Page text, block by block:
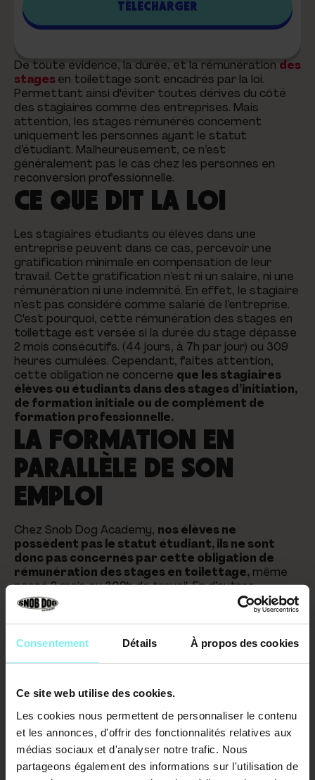
Consentement Détails À propos des cookies
Ce site web utilise des cookies.
Les cookies nous permettent de personnaliser le contenu
et les annonces, d'offrir des fonctionnalités relatives aux
médias sociaux et d'analyser notre trafic. Nous
partageons également des informations sur l'utilisation de
De toute évidence, la durée, et la rémunération des
stagesen toilettage sont encadrés par la loi.
Permettant ainsi d'éviter toutes dérives du côté
des stagiaires comme des entreprises. Mais
attention, les stages rémunérés concernent
uniquement les personnes ayant le statut
d’étudiant. Malheureusement, ce n’est
généralement pas le cas chez les personnes en
reconversion professionnelle.
CE QUE DIT LA LOI
Les stagiaires étudiants ou élèves dans une
entreprise peuvent dans ce cas, percevoir une
gratification minimale en compensation de leur
travail. Cette gratification n’est ni un salaire, ni une
rémunération ni une indemnité. En effet, le stagiaire
n’est pas considéré comme salarié de l’entreprise.
C'est pourquoi, cette rémunération des stages en
toilettage est versée si la durée du stage dépasse
2 mois consécutifs. (44 jours, à 7h par jour) ou 309
heures cumulées. Cependant, faites attention,
cette obligation ne concerne que les stagiaires
élèves ou étudiants dans des stages d’initiation,
de formation initiale ou de complément de
formation professionnelle.
LA FORMATION EN
PARALLÈLE DE SON
EMPLOI
Chez Snob Dog Academy, nos élèves ne
possèdent pas le statut étudiant, ils ne sont
donc pas concernés par cette obligation de
rémunération des stages en toilettage, même
passé 2 mois ou 309h de travail. En d’autres
termes, ils relèvent du statut de « salarié en
formation en dehors du temps de travail » et leur
stage, peu importe sa durée ne sera pas
rémunéré.
JE SOUHAITE M'EXERCER
ET ÊTRE RÉMUNÉRÉ(E).
COMMENT FAIRE?
Si toutefois, lors de ta formation chez Snob Dog
Academy, tu souhaites t’entrainer et être